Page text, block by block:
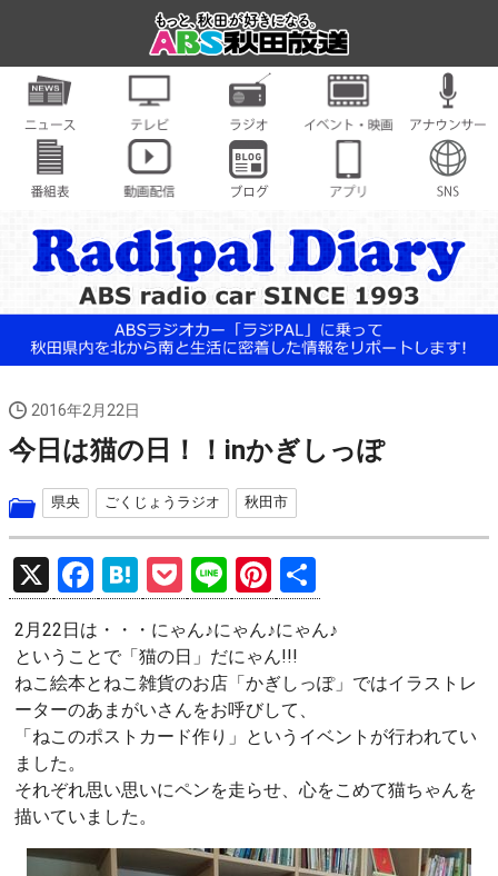
2016年2月22日
今日は猫の日！！inかぎしっぽ
県央 ごくじょうラジオ 秋田市
X
F
a
ce
b
o
o
k
H
at
e
n
a
P
o
ck
et
Li
n
e
Pi
nt
er
es
t
有
2月22日は・・・にゃん♪にゃん♪にゃん♪
ということで「猫の日」だにゃん!!!
ねこ絵本とねこ雑貨のお店「かぎしっぽ」ではイラストレ
ーターのあまがいさんをお呼びして、
「ねこのポストカード作り」というイベントが行われてい
ました。
それぞれ思い思いにペンを走らせ、心をこめて猫ちゃんを
描いていました。